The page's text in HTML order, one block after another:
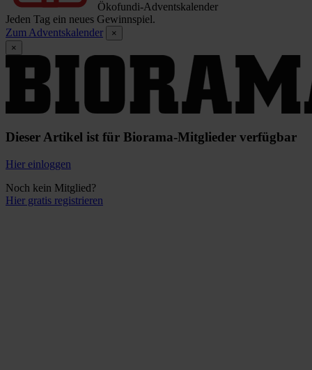
Ökofundi-Adventskalender
Jeden Tag ein neues Gewinnspiel.
Zum Adventskalender
×
×
Dieser Artikel ist für Biorama-Mitglieder verfügbar
Hier einloggen
Noch kein Mitglied?
Hier gratis registrieren